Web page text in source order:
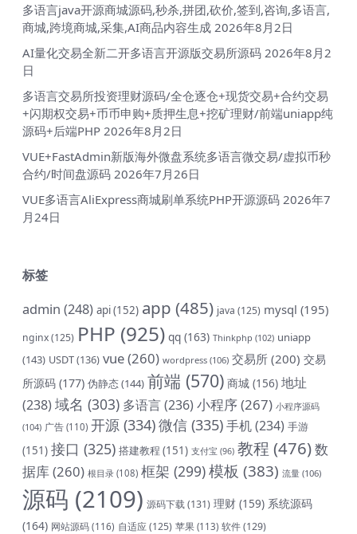
多语言java开源商城源码,秒杀,拼团,砍价,签到,咨询,多语言,
商城,跨境商城,采集,AI商品内容生成 2026年8月2日
AI量化交易全新二开多语言开源版交易所源码 2026年8月2
日
多语言交易所投资理财源码/全仓逐仓+现货交易+合约交易
+闪期权交易+币币申购+质押生息+挖矿理财/前端uniapp纯
源码+后端PHP 2026年8月2日
VUE+FastAdmin新版海外微盘系统多语言微交易/虚拟币秒
合约/时间盘源码 2026年7月26日
VUE多语言AliExpress商城刷单系统PHP开源源码 2026年7
月24日
标签
admin (248) api(152) app (485) java (125) mysql (195)
nginx(125) PHP (925) qq (163) Thinkphp (102) uniapp
(143) USDT(136) vue(260) wordpress (106) 交易所 (200) 交易
所源码 (177) 伪静态(144) 前端 (570) 商城 (156) 地址
(238)域名 (303) 多语言(236) 小程序(267) 小程序源码
(104) 广告 (110) 开源 (334)微信 (335)手机(234) 手游
(151) 接口 (325) 搭建教程 (151) 支付宝 (96) 教程 (476)数
据库(260) 根目录 (108) 框架 (299)模板 (383) 流量 (106)
源码 (2109) 源码下载(131) 理财 (159) 系统源码
(164) 网站源码(116) 自适应(125) 苹果 (113) 软件(129)